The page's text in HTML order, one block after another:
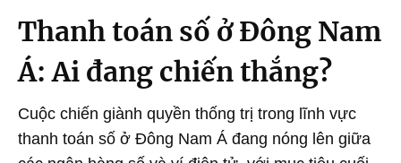
Thanh toán số ở Đông Nam
Á: Ai đang chiến thắng?
Cuộc chiến giành quyền thống trị trong lĩnh vực
thanh toán số ở Đông Nam Á đang nóng lên giữa